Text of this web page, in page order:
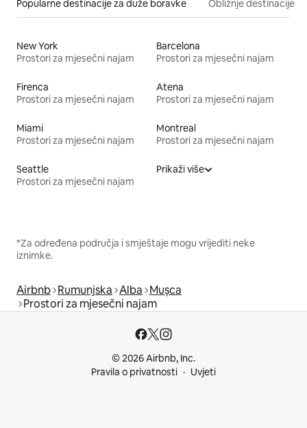
Popularne destinacije za duže boravke Obližnje destinacije
New York
Prostori za mjesečni najam
Barcelona
Prostori za mjesečni najam
Firenca
Prostori za mjesečni najam
Atena
Prostori za mjesečni najam
Miami
Prostori za mjesečni najam
Montreal
Prostori za mjesečni najam
Seattle
Prostori za mjesečni najam
Prikaži više
*Za određena područja i smještaje mogu vrijediti neke
iznimke.
Airbnb Rumunjska Alba Mușca
Prostori za mjesečni najam
© 2026 Airbnb, Inc.
Pravila o privatnosti
Uvjeti